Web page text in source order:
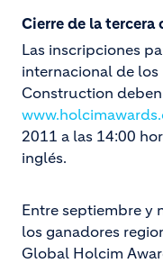
Cierre de la tercera
Las inscripciones
internacional de
Construction
2011 a las 14:00
inglés.
Entre septiembre y
los ganadores
Global Holcim